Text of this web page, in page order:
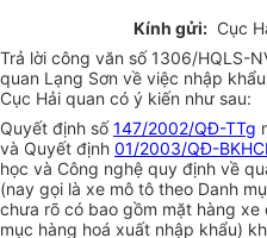
Kính gửi: Cục
Trả lời công văn số 1306/HQLS-
quan Lạng Sơn về việc nhập
Cục Hải quan có ý kiến như sau:
Quyết định số147/2002/QĐ-TTg
và Quyết định 01/2003/QĐ-
học và Công nghệ quy định về
(nay gọi là xe mô tô theo Danh
chưa rõ có bao gồm mặt hàng
mục hàng hoá xuất nhập khẩu)